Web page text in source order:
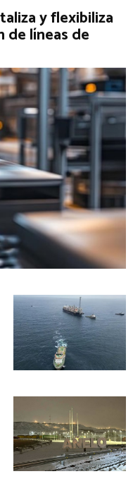
y flexibiliza
líneas de